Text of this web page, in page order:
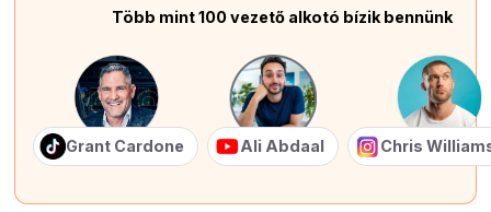
Több mint 100 vezető alkotó bízik bennünk
Grant Cardone Ali Abdaal Chris